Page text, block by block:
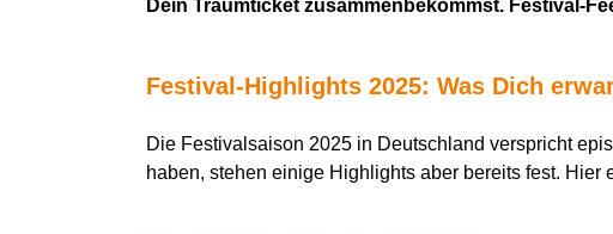
Dein Traumticket zusammenbekommst. Festival-
Festival-Highlights 2025: Was Dich
Die Festivalsaison 2025 in Deutschland verspricht
haben, stehen einige Highlights aber bereits fest. Hier